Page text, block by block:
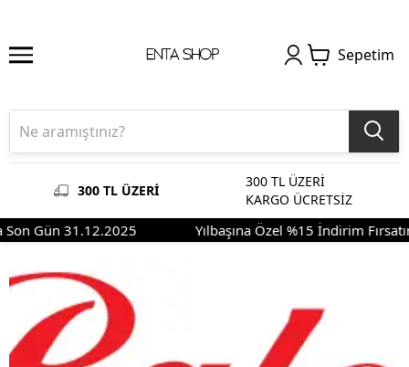
Sepetim
300 TL ÜZERİ
300 TL ÜZERİ
KARGO ÜCRETSİZ
Son Gün 31.12.2025 Yılbaşına Özel %15 İndirim